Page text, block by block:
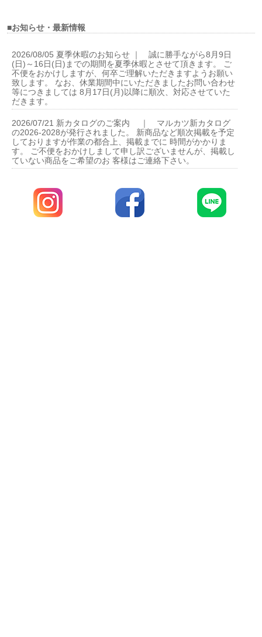
■お知らせ・最新情報